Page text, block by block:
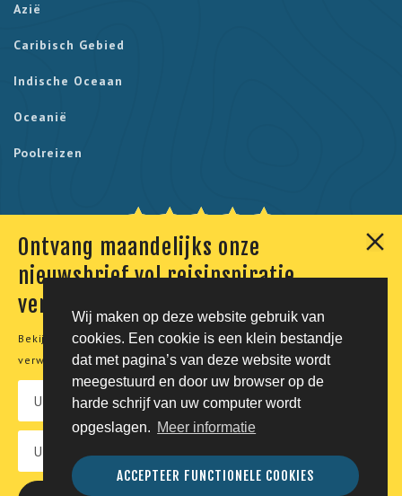
Wij maken op deze website gebruik van
cookies. Een cookie is een klein bestandje
dat met pagina’s van deze website wordt
meegestuurd en door uw browser op de
harde schrijf van uw computer wordt
opgeslagen. Meer informatie
ACCEPTEER FUNCTIONELE COOKIES
Ontvang maandelijks onze
nieuwsbrief vol reisinspiratie,
verhalen en aanbiedingen
Bekijk onzeprivacyverklaringvoor meer informatie over de
verwerking van uw persoonsgegevens.
Azië
Caribisch Gebied
Indische Oceaan
Oceanië
Poolreizen
Onze klanten geven ons een 9,7. Berekend uit 230
© Tico Reizen 2026 - Privé-reizen op maat
Developing magic by